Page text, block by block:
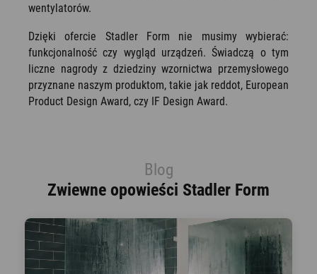
wentylatorów.
Dzięki ofercie Stadler Form nie musimy wybierać:
funkcjonalność czy wygląd urządzeń. Świadczą o tym
liczne nagrody z dziedziny wzornictwa przemysłowego
przyznane naszym produktom, takie jak reddot, European
Product Design Award, czy IF Design Award.
Blog
Zwiewne opowieści Stadler Form